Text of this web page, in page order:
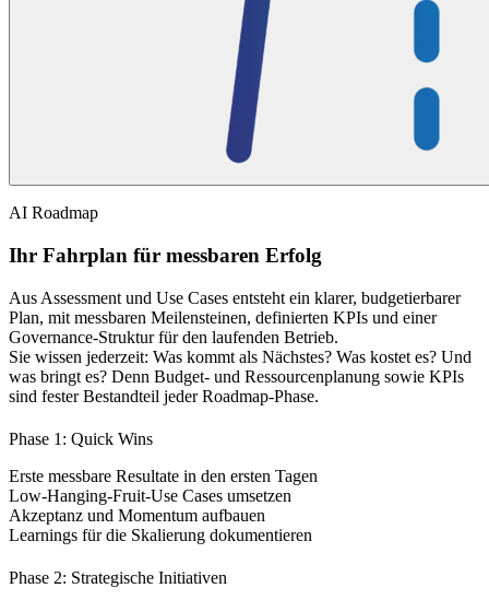
AI Roadmap
Ihr Fahrplan für messbaren Erfolg
Aus Assessment und Use Cases entsteht ein klarer, budgetierbarer
Plan, mit messbaren Meilensteinen, definierten KPIs und einer
Governance-Struktur für den laufenden Betrieb.
Sie wissen jederzeit: Was kommt als Nächstes? Was kostet es? Und
was bringt es? Denn Budget- und Ressourcenplanung sowie KPIs
sind fester Bestandteil jeder Roadmap-Phase.
Phase 1: Quick Wins
Erste messbare Resultate in den ersten Tagen
Low-Hanging-Fruit-Use Cases umsetzen
Akzeptanz und Momentum aufbauen
Learnings für die Skalierung dokumentieren
Phase 2: Strategische Initiativen